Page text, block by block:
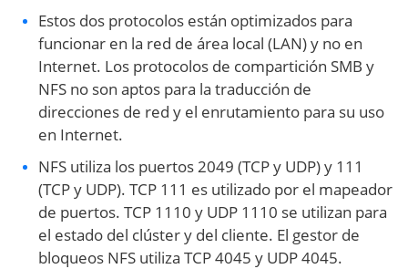
Estos dos protocolos están optimizados para
funcionar en la red de área local (LAN) y no en
Internet. Los protocolos de compartición SMB y
NFS no son aptos para la traducción de
direcciones de red y el enrutamiento para su uso
en Internet.
NFS utiliza los puertos 2049 (TCP y UDP) y 111
(TCP y UDP). TCP 111 es utilizado por el mapeador
de puertos. TCP 1110 y UDP 1110 se utilizan para
el estado del clúster y del cliente. El gestor de
bloqueos NFS utiliza TCP 4045 y UDP 4045.